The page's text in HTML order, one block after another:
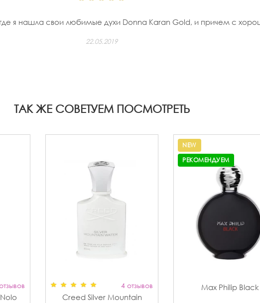
я нашла свои любимые духи Donna Karan Gold, и причем с
22.05.2019
ТАК ЖЕ СОВЕТУЕМ ПОСМОТРЕТЬ
4 отзывов
Creed Silver Mountain
NEW
РЕКОМЕНДУЕМ
Max Philip Black